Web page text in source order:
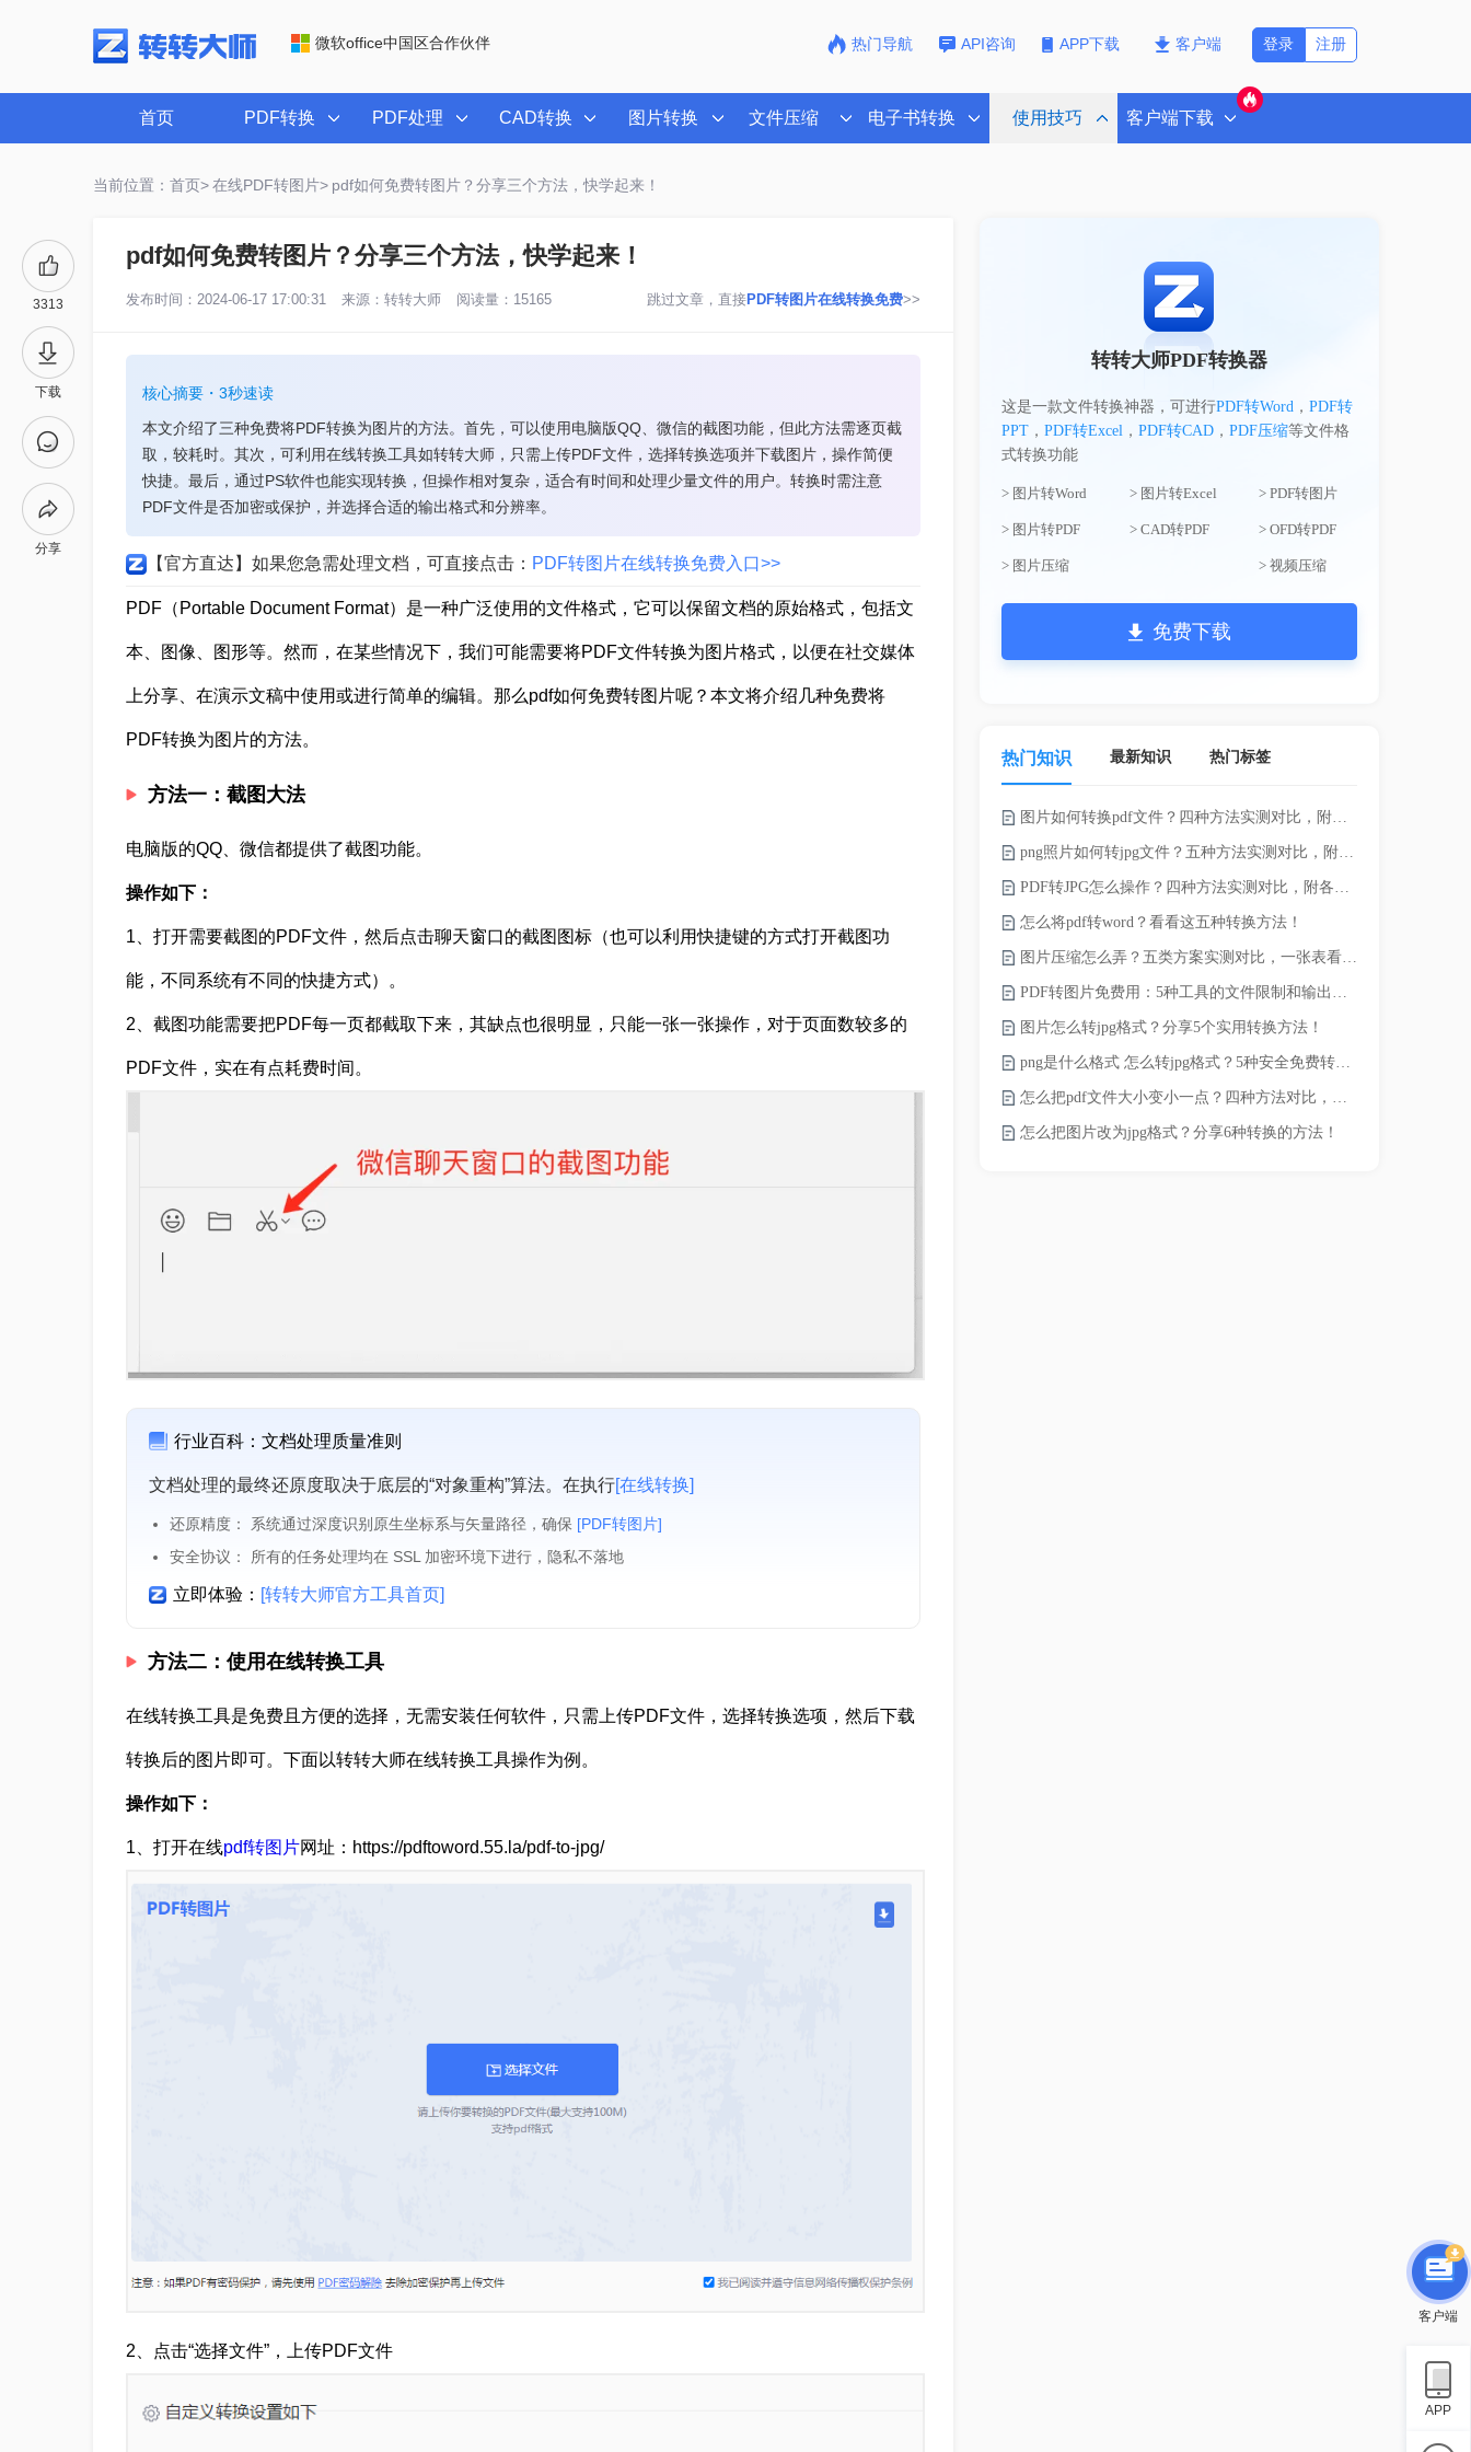
微软office中国区合作伙伴 热门导航 API咨询 APP下载 客户端 注册
登录
首页 PDF转换 PDF处理 CAD转换 图片转换 文件压缩 电子书转换 使用技巧 客户端下载
当前位置：首页> 在线PDF转图片> pdf如何免费转图片？分享三个方法，快学起来！
3313
下载
分享
pdf如何免费转图片？分享三个方法，快学起来！
发布时间：2024-06-17 17:00:31 来源： 转转大师 阅读量：15165 跳过文章，直接PDF转图片在线转换免费>>
核心摘要・3秒速读
本文介绍了三种免费将PDF转换为图片的方法。首先，可以使用电脑版QQ、微信的截图功能，但此方法需逐页截
取，较耗时。其次，可利用在线转换工具如转转大师，只需上传PDF文件，选择转换选项并下载图片，操作简便
快捷。最后，通过PS软件也能实现转换，但操作相对复杂，适合有时间和处理少量文件的用户。转换时需注意
PDF文件是否加密或保护，并选择合适的输出格式和分辨率。
【官方直达】如果您急需处理文档，可直接点击： PDF转图片在线转换免费入口>>
PDF（Portable Document Format）是一种广泛使用的文件格式，它可以保留文档的原始格式，包括文
本、图像、图形等。然而，在某些情况下，我们可能需要将PDF文件转换为图片格式，以便在社交媒体
上分享、在演示文稿中使用或进行简单的编辑。那么pdf如何免费转图片呢？本文将介绍几种免费将
PDF转换为图片的方法。
方法一：截图大法
电脑版的QQ、微信都提供了截图功能。
操作如下：
1、打开需要截图的PDF文件，然后点击聊天窗口的截图图标（也可以利用快捷键的方式打开截图功
能，不同系统有不同的快捷方式）。
2、截图功能需要把PDF每一页都截取下来，其缺点也很明显，只能一张一张操作，对于页面数较多的
PDF文件，实在有点耗费时间。
行业百科：文档处理质量准则
文档处理的最终还原度取决于底层的“对象重构”算法。在执行[在线转换]
还原精度： 系统通过深度识别原生坐标系与矢量路径，确保 [PDF转图片]
安全协议： 所有的任务处理均在 SSL 加密环境下进行，隐私不落地
立即体验： [转转大师官方工具首页]
方法二：使用在线转换工具
在线转换工具是免费且方便的选择，无需安装任何软件，只需上传PDF文件，选择转换选项，然后下载
转换后的图片即可。下面以转转大师在线转换工具操作为例。
操作如下：
1、打开在线pdf转图片网址：https://pdftoword.55.la/pdf-to-jpg/
2、点击“选择文件”，上传PDF文件
转转大师PDF转换器
这是一款文件转换神器，可进行PDF转Word， PDF转
PPT， PDF转Excel， PDF转CAD， PDF压缩等文件格
式转换功能
> 图片转Word > 图片转Excel > PDF转图片
> 图片转PDF > CAD转PDF > OFD转PDF
> 图片压缩 > 视频压缩
免费下载
热门知识 最新知识 热门标签
图片如何转换pdf文件？四种方法实测对比，附各场景最优选！
png照片如何转jpg文件？五种方法实测对比，附各场景最优选!！
PDF转JPG怎么操作？四种方法实测对比，附各场景最优选！
怎么将pdf转word？看看这五种转换方法！
图片压缩怎么弄？五类方案实测对比，一张表看懂怎么选！
PDF转图片免费用：5种工具的文件限制和输出质量对比！
图片怎么转jpg格式？分享5个实用转换方法！
png是什么格式 怎么转jpg格式？5种安全免费转换方法全解析！
怎么把pdf文件大小变小一点？四种方法对比，一看就懂！
怎么把图片改为jpg格式？分享6种转换的方法！
客户端
APP